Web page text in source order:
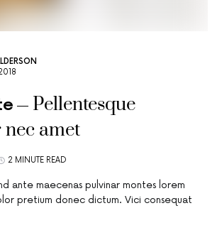
Pellentesque
amet
2 MINUTE READ
ante maecenas pulvinar montes lorem
pretium donec dictum. Vici consequat